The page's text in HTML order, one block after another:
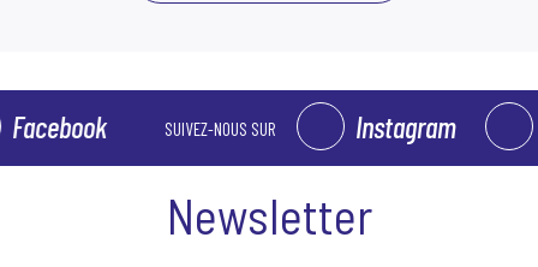
SUIVEZ-NOUS SUR Instagram
Newsletter